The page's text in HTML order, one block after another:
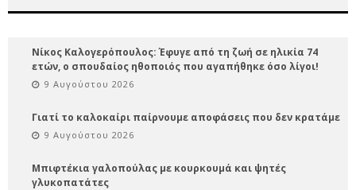
Νίκος Καλογερόπουλος: Έφυγε από τη ζωή σε ηλικία 74
ετών, ο σπουδαίος ηθοποιός που αγαπήθηκε όσο λίγοι!
9 Αυγούστου 2026
Γιατί το καλοκαίρι παίρνουμε αποφάσεις που δεν κρατάμε
9 Αυγούστου 2026
Μπιφτέκια γαλοπούλας με κουρκουμά και ψητές
γλυκοπατάτες